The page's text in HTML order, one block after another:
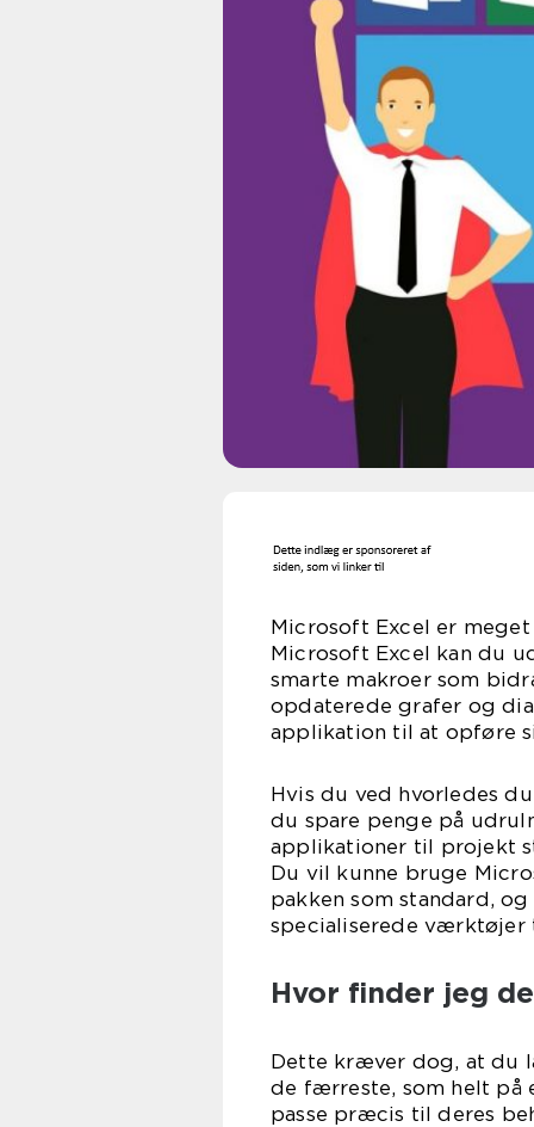
Microsoft Excel er
Microsoft Excel kan du
smarte makroer som
opdaterede grafer og
applikation til at opføre
Hvis du ved hvorledes
du spare penge på
applikationer til projekt
Du vil kunne bruge
pakken som standard,
specialiserede værktøjer
Hvor finder jeg
Dette kræver dog, at du
de færreste, som helt på
passe præcis til deres